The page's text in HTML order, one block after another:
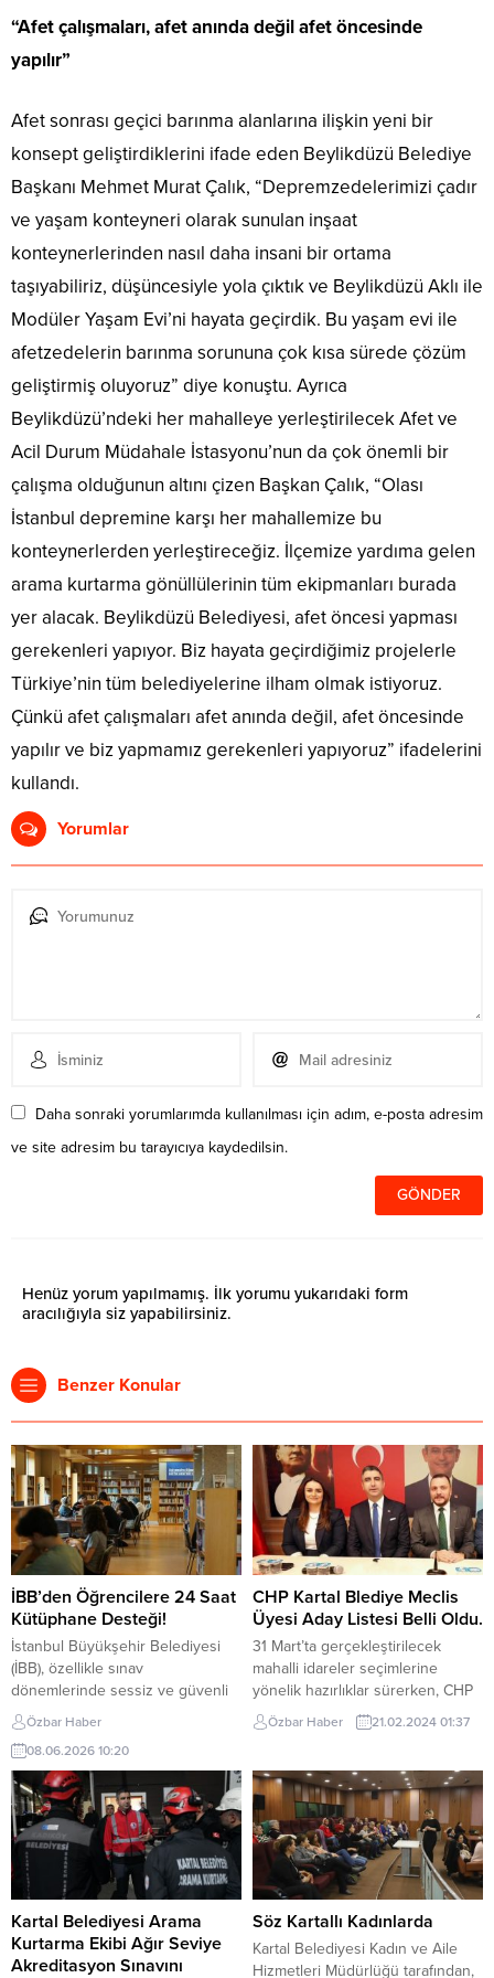
“Afet çalışmaları, afet anında değil afet öncesinde
yapılır”
Afet sonrası geçici barınma alanlarına ilişkin yeni bir
konsept geliştirdiklerini ifade eden Beylikdüzü Belediye
Başkanı Mehmet Murat Çalık, “Depremzedelerimizi çadır
ve yaşam konteyneri olarak sunulan inşaat
konteynerlerinden nasıl daha insani bir ortama
taşıyabiliriz, düşüncesiyle yola çıktık ve Beylikdüzü Aklı ile
Modüler Yaşam Evi’ni hayata geçirdik. Bu yaşam evi ile
afetzedelerin barınma sorununa çok kısa sürede çözüm
geliştirmiş oluyoruz” diye konuştu. Ayrıca
Beylikdüzü’ndeki her mahalleye yerleştirilecek Afet ve
Acil Durum Müdahale İstasyonu’nun da çok önemli bir
çalışma olduğunun altını çizen Başkan Çalık, “Olası
İstanbul depremine karşı her mahallemize bu
konteynerlerden yerleştireceğiz. İlçemize yardıma gelen
arama kurtarma gönüllülerinin tüm ekipmanları burada
yer alacak. Beylikdüzü Belediyesi, afet öncesi yapması
gerekenleri yapıyor. Biz hayata geçirdiğimiz projelerle
Türkiye’nin tüm belediyelerine ilham olmak istiyoruz.
Çünkü afet çalışmaları afet anında değil, afet öncesinde
yapılır ve biz yapmamız gerekenleri yapıyoruz” ifadelerini
kullandı.
Yorumlar
Daha sonraki yorumlarımda kullanılması için adım, e-posta adresim
ve site adresim bu tarayıcıya kaydedilsin.
Henüz yorum yapılmamış. İlk yorumu yukarıdaki form
aracılığıyla siz yapabilirsiniz.
Benzer Konular
İBB’den Öğrencilere 24 Saat
Kütüphane Desteği!
İstanbul Büyükşehir Belediyesi
(İBB), özellikle sınav
dönemlerinde sessiz ve güvenli
bir çalışma ortamına ihtiyaç duyan
öğrenciler için üç
kütüphanesinde 24 saat
kesintisiz hizmet sunuyor.
Eğitimde fırsat eşitliğini
desteklemeyi amaçlayan İBB, son
6 yılda kütüphane sayısını dört
kat artırarak 78’e yükseltti. Kent
genelinde bilgiye erişimi
kolaylaştırmak ve kültürel altyapıyı
güçlendirmek amacıyla...
Özbar Haber
08.06.2026 10:20
CHP Kartal Blediye Meclis
Üyesi Aday Listesi Belli Oldu.
31 Mart’ta gerçekleştirilecek
mahalli idareler seçimlerine
yönelik hazırlıklar sürerken, CHP
Kartal ilçe başkanlığı belediye
meclis aday listesini belirledi.
Belediye Meclis Üyesi Listesi:
1. Önder Turmuş 2.
Umutcan Kıskanç 3. Orhan
Budak 4. Ali Aluç 5. Hayri
Doğruyol 6. Merve Emsiz
7. Özlem Bulut 8. Yasin...
Özbar Haber 21.02.2024 01:37
Kartal Belediyesi Arama
Kurtarma Ekibi Ağır Seviye
Akreditasyon Sınavını
Söz Kartallı Kadınlarda
Kartal Belediyesi Kadın ve Aile
Hizmetleri Müdürlüğü tarafından,